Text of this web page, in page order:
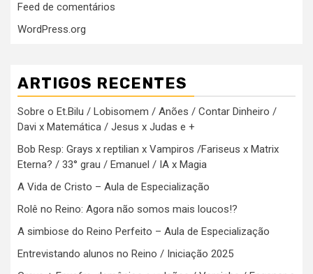
Feed de comentários
WordPress.org
ARTIGOS RECENTES
Sobre o Et.Bilu / Lobisomem / Anões / Contar Dinheiro /
Davi x Matemática / Jesus x Judas e +
Bob Resp: Grays x reptilian x Vampiros /Fariseus x Matrix
Eterna? / 33° grau / Emanuel / IA x Magia
A Vida de Cristo – Aula de Especialização
Rolê no Reino: Agora não somos mais loucos!?
A simbiose do Reino Perfeito – Aula de Especialização
Entrevistando alunos no Reino / Iniciação 2025